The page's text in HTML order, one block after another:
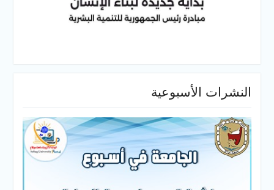
النشرات الأسبوعية